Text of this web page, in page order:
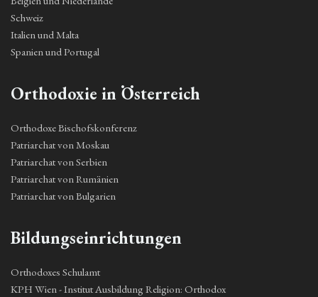
Schweiz
Italien und Malta
Spanien und Portugal
Orthodoxie in Österreich
Orthodoxe Bischofskonferenz
Patriarchat von Moskau
Patriarchat von Serbien
Patriarchat von Rumänien
Patriarchat von Bulgarien
Bildungseinrichtungen
Orthodoxes Schulamt
KPH Wien - Institut Ausbildung Religion: Orthodox